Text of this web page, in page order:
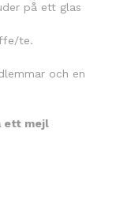
på ett glas
te.
och en
ett mejl